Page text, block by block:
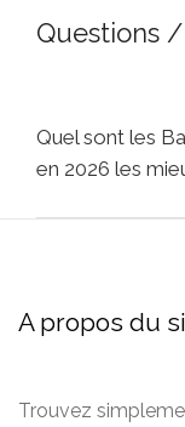
Questions /
Quel sont les
en 2026 les
A propos du
Trouvez